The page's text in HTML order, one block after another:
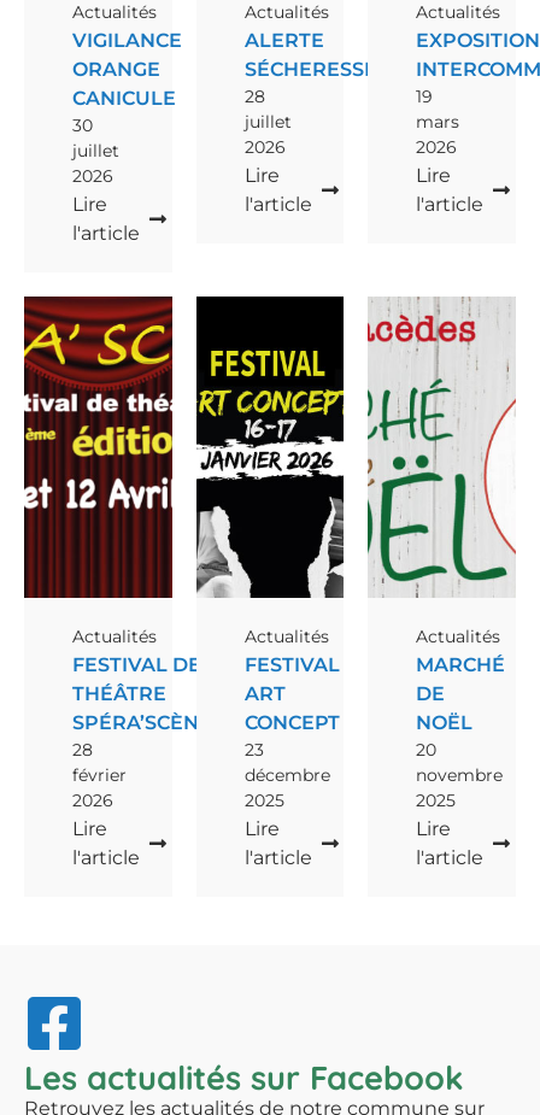
Actualités
VIGILANCE
ORANGE
CANICULE
30
juillet
2026
Lire
l'article
Actualités
ALERTE
SÉCHERESSE
28
juillet
2026
Lire
l'article
Actualités
EXPOSITION
19
mars
2026
Lire
l'article
Actualités
FESTIVAL DE
THÉÂTRE
SPÉRA’SCÈNE
28
février
2026
Lire
l'article
Actualités
FESTIVAL
ART
CONCEPT
23
décembre
2025
Lire
l'article
Actualités
MARCHÉ
DE
NOËL
20
novembre
2025
Lire
l'article
Les actualités sur Facebook
Retrouvez les actualités de notre commune sur